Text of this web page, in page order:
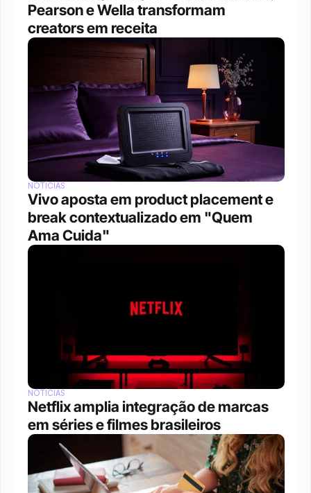
Pearson e Wella transformam
creators em receita
NOTÍCIAS
Vivo aposta em product placement e
break contextualizado em "Quem
Ama Cuida"
NOTÍCIAS
Netflix amplia integração de marcas
em séries e filmes brasileiros